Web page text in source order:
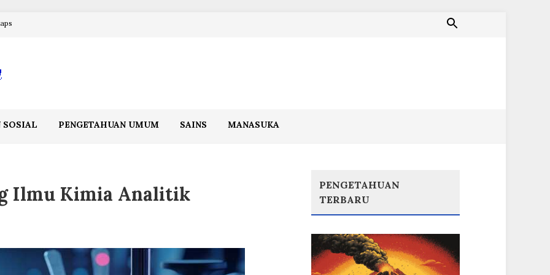
SOSIAL PENGETAHUAN UMUM SAINS MANASUKA
Ilmu Kimia Analitik
PENGETAHUAN
TERBARU